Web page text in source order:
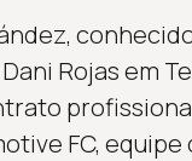
Rojas em
FC, equipe